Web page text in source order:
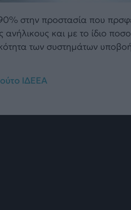
στην προστασία που
και με το ίδιο
των συστημάτων
ΙΔΕΕΑ